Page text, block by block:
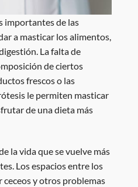
importantes de las
a masticar los alimentos,
La falta de
de ciertos
frescos o las
le permiten masticar
de una dieta más
la vida que se vuelve más
Los espacios entre los
y otros problemas